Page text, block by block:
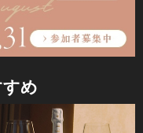
め